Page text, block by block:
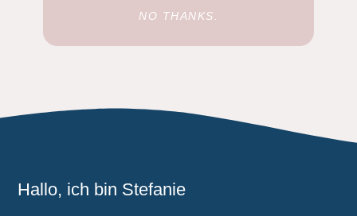
NO THANKS.
Hallo, ich bin Stefanie